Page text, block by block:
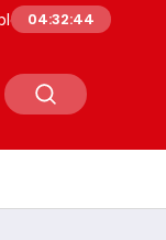
Topluluğa
04:32:45